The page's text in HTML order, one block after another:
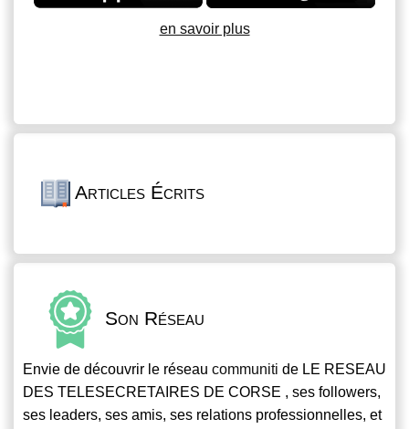
en savoir plus
Articles Écrits
Son Réseau
Envie de découvrir le réseau communiti de LE RESEAU
DES TELESECRETAIRES DE CORSE , ses followers,
ses leaders, ses amis, ses relations professionnelles, et